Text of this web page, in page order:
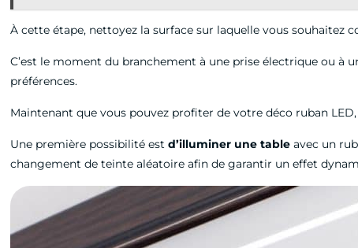
À cette étape, nettoyez la surface sur laquelle vous souhaitez
C’est le moment du branchement à une prise électrique ou à
préférences.
Maintenant que vous pouvez profiter de votre déco ruban
Une première possibilité estd’illuminer une tableavec un
changement de teinte aléatoire afin de garantir un effet